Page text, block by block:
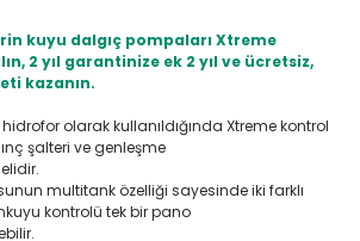
kuyu dalgıç pompaları Xtreme
2 yıl garantinize ek 2 yıl ve ücretsiz,
kazanın.
olarak kullanıldığında Xtreme kontrol
şalteri ve genleşme
multitank özelliği sayesinde iki farklı
kontrolü tek bir pano